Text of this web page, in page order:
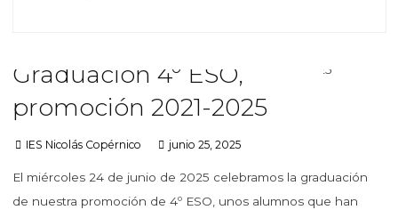
Graduación 4º ESO,
promoción 2021-2025
IES Nicolás Copérnico junio 25, 2025
El miércoles 24 de junio de 2025 celebramos la graduación
de nuestra promoción de 4º ESO, unos alumnos que han